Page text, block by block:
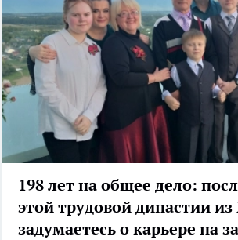
198 лет на общее дело:
этой трудовой династии
задумаетесь о карьере на